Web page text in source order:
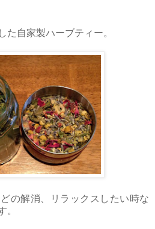
た自家製ハーブティー。
の解消、リラックスしたい時な
。